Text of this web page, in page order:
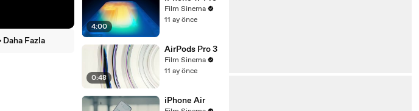
Daha Fazla
For Children
4:00
Film Sinema
11 ay önce
0:48
AirPods Pro 3
Film Sinema
11 ay önce
iPhone Air